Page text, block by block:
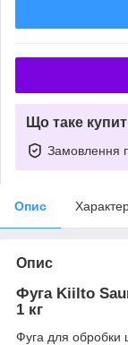
Що таке
Замовлення
Опис
Опис
Фуга Kiilto
1 кг
Фуга для обробки